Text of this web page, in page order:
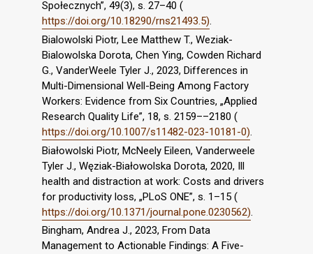
Społecznych”, 49(3), s. 27–40 (
https://doi.org/10.18290/rns21493.5).
Bialowolski Piotr, Lee Matthew T., Weziak-
Bialowolska Dorota, Chen Ying, Cowden Richard
G., VanderWeele Tyler J., 2023, Differences in
Multi-Dimensional Well-Being Among Factory
Workers: Evidence from Six Countries, „Applied
Research Quality Life”, 18, s. 2159––2180 (
https://doi.org/10.1007/s11482-023-10181-0).
Białowolski Piotr, McNeely Eileen, Vanderweele
Tyler J., Węziak-Białowolska Dorota, 2020, Ill
health and distraction at work: Costs and drivers
for productivity loss, „PLoS ONE”, s. 1–15 (
https://doi.org/10.1371/journal.pone.0230562)
Bingham, Andrea J., 2023, From Data
Management to Actionable Findings: A Five-